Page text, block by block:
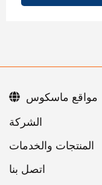
اتصل بنا
مواقع ماسكوس